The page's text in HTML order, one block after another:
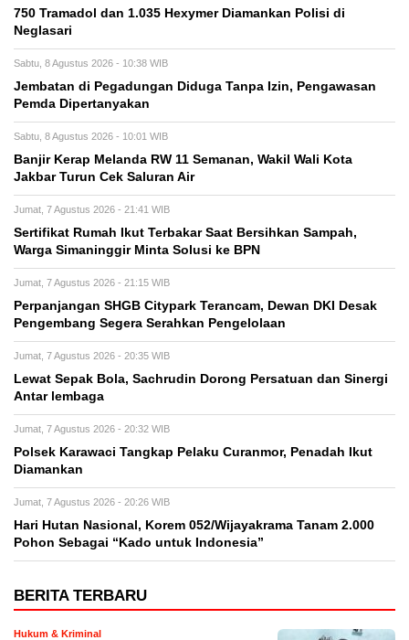
750 Tramadol dan 1.035 Hexymer Diamankan Polisi di
Neglasari
Sabtu, 8 Agustus 2026 - 10:38 WIB
Jembatan di Pegadungan Diduga Tanpa Izin, Pengawasan
Pemda Dipertanyakan
Sabtu, 8 Agustus 2026 - 10:01 WIB
Banjir Kerap Melanda RW 11 Semanan, Wakil Wali Kota
Jakbar Turun Cek Saluran Air
Jumat, 7 Agustus 2026 - 21:41 WIB
Sertifikat Rumah Ikut Terbakar Saat Bersihkan Sampah,
Warga Simaninggir Minta Solusi ke BPN
Jumat, 7 Agustus 2026 - 21:15 WIB
Perpanjangan SHGB Citypark Terancam, Dewan DKI Desak
Pengembang Segera Serahkan Pengelolaan
Jumat, 7 Agustus 2026 - 20:35 WIB
Lewat Sepak Bola, Sachrudin Dorong Persatuan dan Sinergi
Antar lembaga
Jumat, 7 Agustus 2026 - 20:32 WIB
Polsek Karawaci Tangkap Pelaku Curanmor, Penadah Ikut
Diamankan
Jumat, 7 Agustus 2026 - 20:26 WIB
Hari Hutan Nasional, Korem 052/Wijayakrama Tanam 2.000
Pohon Sebagai “Kado untuk Indonesia”
BERITA TERBARU
Hukum & Kriminal